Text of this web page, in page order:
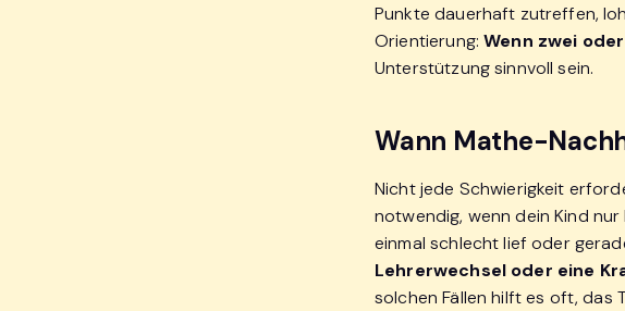
Punkte dauerhaft zutreffen,
Orientierung:Wenn zwei
Unterstützung sinnvoll sein.
Wann Mathe-
Nicht jede Schwierigkeit
notwendig, wenn dein Kind
einmal schlecht lief oder
Lehrerwechsel oder eine
solchen Fällen hilft es oft, das